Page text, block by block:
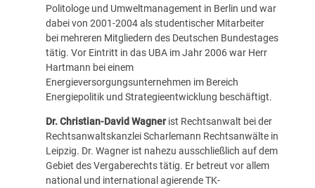
Politologe und Umweltmanagement in Berlin und war
dabei von 2001-2004 als studentischer Mitarbeiter
bei mehreren Mitgliedern des Deutschen Bundestages
tätig. Vor Eintritt in das UBA im Jahr 2006 war Herr
Hartmann bei einem
Energieversorgungsunternehmen im Bereich
Energiepolitik und Strategieentwicklung beschäftigt.
Dr. Christian-David Wagnerist Rechtsanwalt bei der
Rechtsanwaltskanzlei Scharlemann Rechtsanwälte in
Leipzig. Dr. Wagner ist nahezu ausschließlich auf dem
Gebiet des Vergaberechts tätig. Er betreut vor allem
national und international agierende TK-